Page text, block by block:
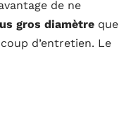
de ne
gros diamètre que
d’entretien. Le